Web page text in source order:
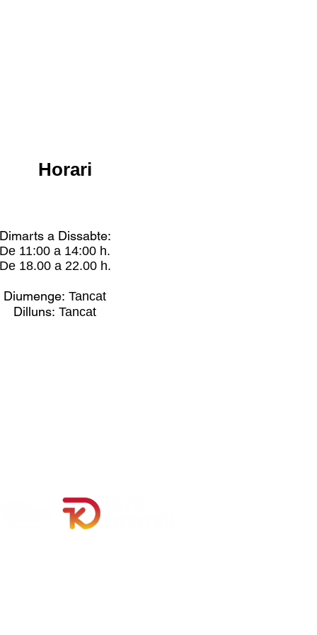
Horari
Dimarts a Dissabte:
De 11:00 a 14:00 h.
De 18.00 a 22.00 h.
Diumenge: Tancat
Dilluns: Tancat